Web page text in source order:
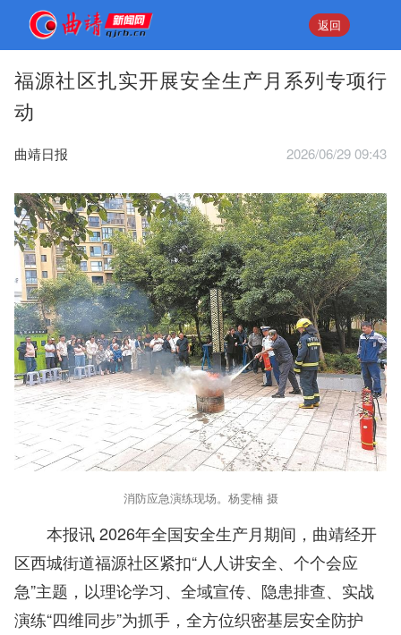
返回
福源社区扎实开展安全生产月系列专项行
动
曲靖日报 2026/06/29 09:43
消防应急演练现场。杨雯楠 摄
本报讯 2026年全国安全生产月期间，曲靖经开
区西城街道福源社区紧扣“人人讲安全、个个会应
急”主题，以理论学习、全域宣传、隐患排查、实战
演练“四维同步”为抓手，全方位织密基层安全防护